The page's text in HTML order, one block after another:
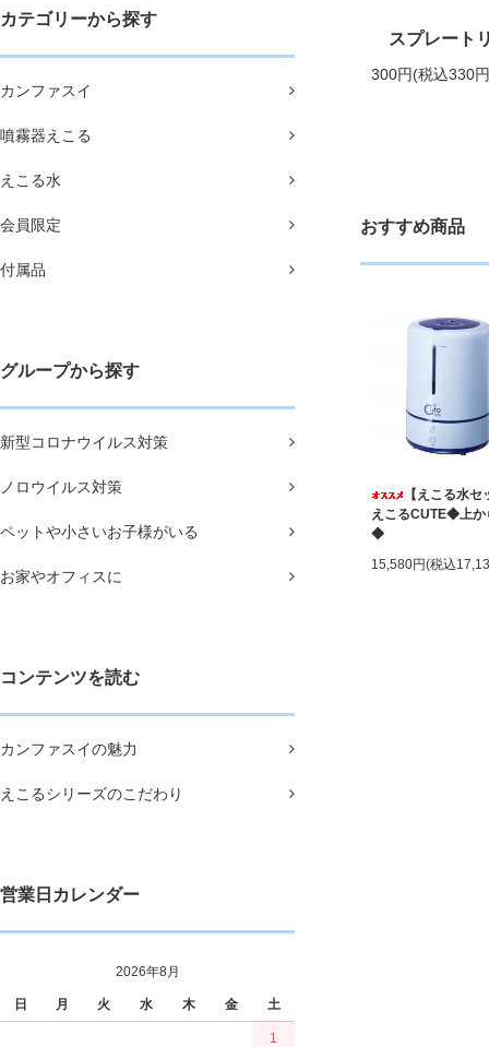
カテゴリーから探す
カンファスイ
噴霧器えこる
えこる水
会員限定
付属品
グループから探す
新型コロナウイルス対策
ノロウイルス対策
ペットや小さいお子様がいる
お家やオフィスに
コンテンツを読む
カンファスイの魅力
えこるシリーズのこだわり
営業日カレンダー
2026年8月
日 月 火 水 木 金 土
1
スプレート
300円(税込330
おすすめ商品
【えこる水セ
えこるCUTE◆上か
◆
15,580円(税込